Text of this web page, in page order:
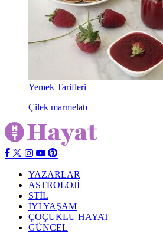
Yemek Tarifleri
Çilek marmelatı
YAZARLAR
ASTROLOJİ
STİL
İYİ YAŞAM
ÇOÇUKLU HAYAT
GÜNCEL